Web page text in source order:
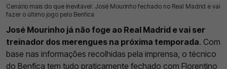
Cenário mais do que inevitável: José Mourinho fechado no Real Madrid e vai
fazer o último jogo pelo Benfica
16 Mai 2026 | 09:49 | 0
José Mourinho já não foge ao Real Madrid e vai ser
treinador dos merengues na próxima temporada. Com
base nas informações recolhidas pela imprensa, o técnico
do Benfica tem tudo praticamente fechado com Florentino